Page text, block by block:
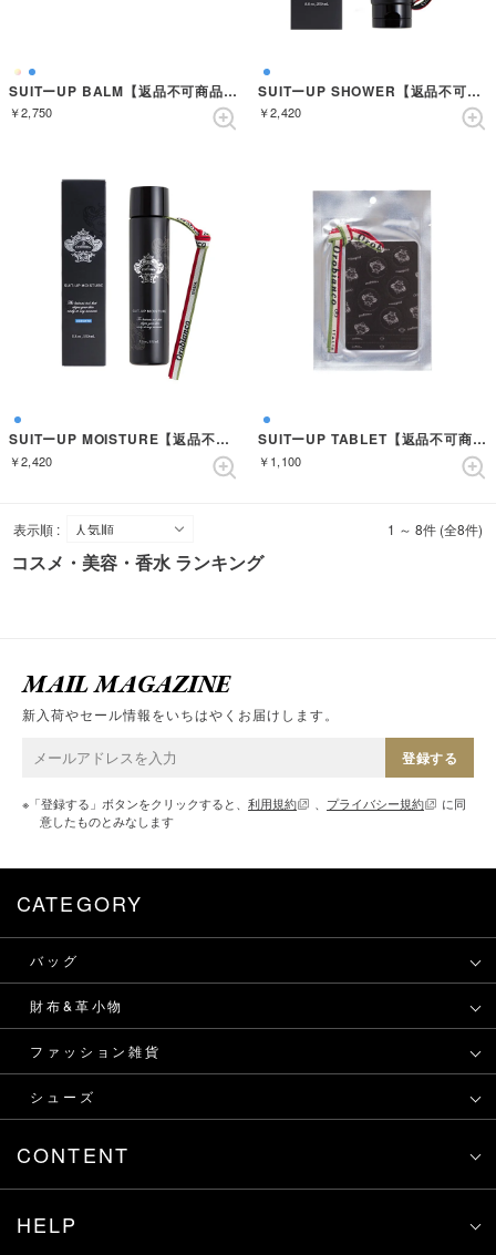
SUITーUP BALM【返品不可商品】 （AZZURRO）
￥2,750
SUITーUP SHOWER【返品不可商品】 （AZZURRO）
￥2,420
SUITーUP MOISTURE【返品不可商品】 （AZZURRO）
￥2,420
SUITーUP TABLET【返品不可商品】 （AZZURRO）
￥1,100
表示順 : 1 ～ 8件 (全8件)
コスメ・美容・香水 ランキング
MAIL MAGAZINE
新入荷やセール情報をいちはやくお届けします。
登録する
※「登録する」ボタンをクリックすると、 利用規約 プライバシー規約
に同
意したものとみなします
CATEGORY
バッグ
財布&革小物
ファッション雑貨
シューズ
CONTENT
HELP